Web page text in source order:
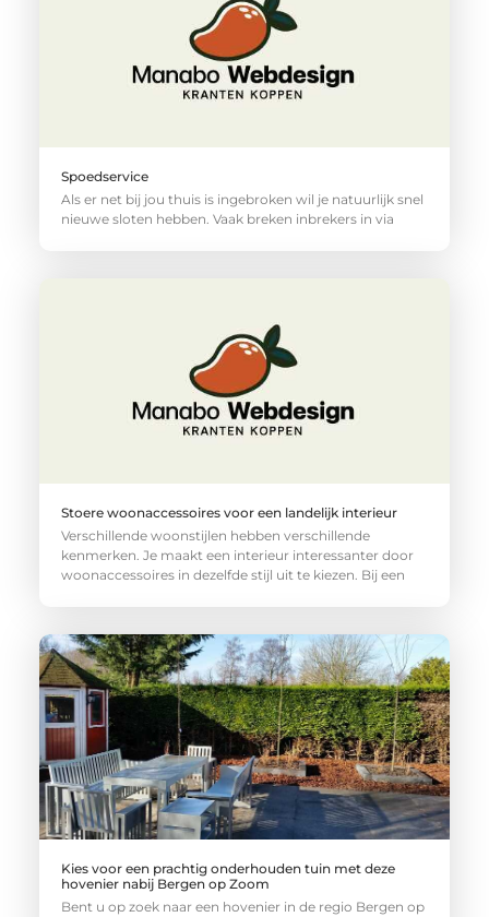
Spoedservice
Als er net bij jou thuis is ingebroken wil je natuurlijk snel
nieuwe sloten hebben. Vaak breken inbrekers in via
Stoere woonaccessoires voor een landelijk interieur
Verschillende woonstijlen hebben verschillende
kenmerken. Je maakt een interieur interessanter door
woonaccessoires in dezelfde stijl uit te kiezen. Bij een
Kies voor een prachtig onderhouden tuin met deze
hovenier nabij Bergen op Zoom
Bent u op zoek naar een hovenier in de regio Bergen op